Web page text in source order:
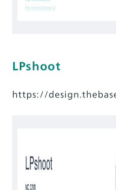
LPshoot
https://